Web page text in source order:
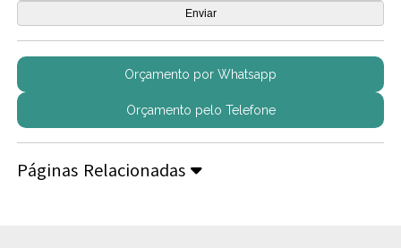
Orçamento por Whatsapp
Orçamento pelo Telefone
Páginas Relacionadas